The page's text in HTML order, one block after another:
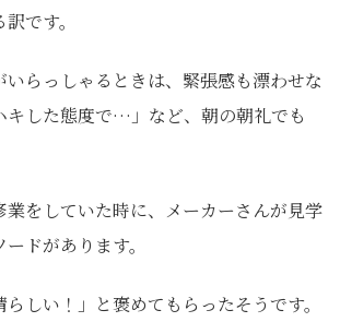
です。
いらっしゃるときは、緊張感も漂わせな
キした態度で…」など、朝の朝礼でも
業をしていた時に、メーカーさんが見学
ドがあります。
らしい！」と褒めてもらったそうです。